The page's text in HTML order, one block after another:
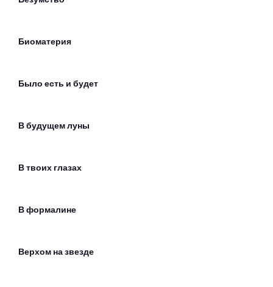
Биоматерия
Было есть и будет
В будущем луны
В твоих глазах
В формалине
Верхом на звезде